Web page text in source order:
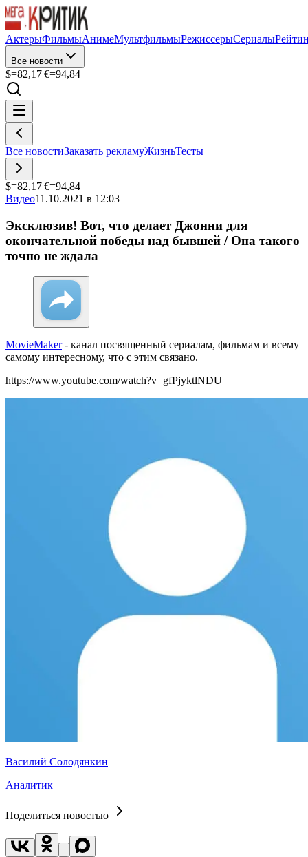
АктерыФильмыАнимеМультфильмыРежиссерыСериалы
Все новости
$=82,17|€=94,84
Все новостиЗаказать рекламуЖизньТесты
$=82,17|€=94,84
Видео11.10.2021 в 12:03
Эксклюзив! Вот, что делает Джонни для
окончательной победы над бывшей / Она такого
точно не ждала
MovieMaker- канал посвященный сериалам, фильмам и всему
самому интересному, что с этим связано.
https://www.youtube.com/watch?v=gfPjyktlNDU
Василий Солодянкин
Аналитик
Поделиться новостью